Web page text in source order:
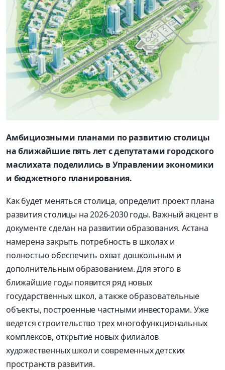
Амбициозными планами по развитию столицы
на ближайшие пять летс депутатами городского
маслихата поделились в Управлении экономики
и бюджетного планирования.
Как будет меняться столица, определит проект плана
развития столицы на 2026-2030 годы. Важный акцент в
документе сделан на развитии образования. Астана
намерена закрыть потребность в школах и
полностью обеспечить охват дошкольным и
дополнительным образованием. Для этого в
ближайшие годы появится ряд новых
государственных школ, а также образовательные
объекты, построенные частными инвесторами. Уже
ведется строительство трех многофункциональных
комплексов, открытие новых филиалов
художественных школ и современных детских
пространств развития.